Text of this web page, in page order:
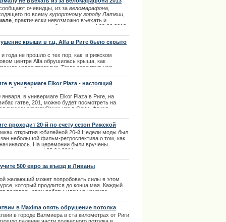
в Риге с автошколой
к поклонникам
Rendezvous Jūrmala
очевидцы, из за веломарафона
по всему курортному городу Латвии
, практически невозможно въехать и
на автомобиле по городе. | 09.06.2013
крыши в т.ц. Alfa в Риге было скрыто
года не прошло с тех пор, как в рижском
центре Alfa обрушилась крыша, как
новая трагедия. Тогда строительная
не хотела давать обширных комментариев
и как это произошло. Выяснить подробности
в универмаге Elkor Plaza - настоящий
факел
января, в универмаге Elkor Plaza в Риге, на
гатве, 201, можно будет посмотреть на
зимних олимпийских игр в Сочи. Факел,
по боксу участник олимпийских игр
Матюшенков.
проходит 20-й по счету сезон Рижской
моды
открытия юбилейной 20-й Недели моды был
небольшой фильм-ретроспектива о том, как
На церемонии были вручены
призы. | 03.04.2014
500 евро за въезд в Ливаны
желающий может попробовать силы в этом
который продлится до конца мая. Каждый
подавать свои работы-идеи на конкурс
дума.
в Maxima опять обрушение потолка
в городе Валмиера в ста километрах от Риги